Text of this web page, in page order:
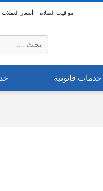
مواقيت الصلاة أسعار العملات
البحث عن:
خدمات قانونية